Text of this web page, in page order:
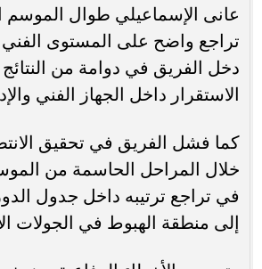
عانى الإسماعيلي طوال الموسم
تراجع واضح على المستوى الفني
دخل الفريق في دوامة من
الاستقرار داخل الجهاز الفني
كما فشل الفريق في تحقيق
خلال المراحل الحاسمة من
في تراجع ترتيبه داخل جدول
إلى منطقة الهبوط في الجولات